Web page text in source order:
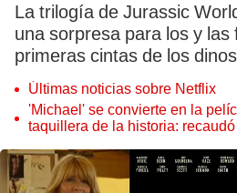
La trilogía de Jurassic
una sorpresa para los y las
primeras cintas de los
Últimas noticias sobre Netflix
'Michael' se convierte en la
taquillera de la historia: